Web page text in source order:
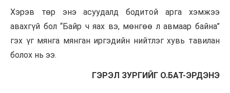
Хэрэв төр энэ асуудалд бодитой арга хэмжээ
авахгүй бол “Байр ч яах вэ, мөнгөө л авмаар байна”
гэх үг мянга мянган иргэдийн нийтлэг хувь тавилан
болох нь ээ.
ГЭРЭЛ ЗУРГИЙГ О.БАТ-ЭРДЭНЭ